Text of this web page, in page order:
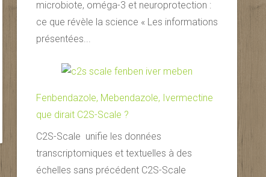
microbiote, oméga-3 et neuroprotection :
ce que révèle la science « Les informations
présentées...
Fenbendazole, Mebendazole, Ivermectine
que dirait C2S-Scale ?
C2S-Scale unifie les données
transcriptomiques et textuelles à des
échelles sans précédent C2S-Scale